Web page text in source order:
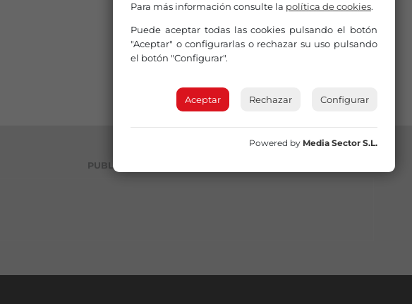
PUBLICIDAD
Para más información consulte la política de cookies.
Puede aceptar todas las cookies pulsando el botón
"Aceptar" o configurarlas o rechazar su uso pulsando
el botón "Configurar".
Aceptar Rechazar Configurar
Powered by Media Sector S.L.